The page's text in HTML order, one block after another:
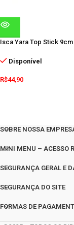
Isca Yara Top Stick 9cm
Disponível
R$44,90
SOBRE NOSSA
MINI MENU – ACESSO
SEGURANÇA GERAL E
SEGURANÇA DO SITE
FORMAS DE